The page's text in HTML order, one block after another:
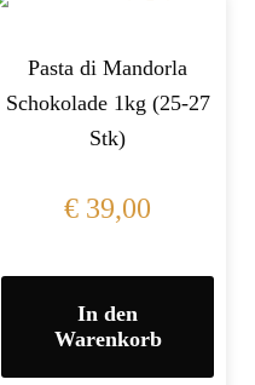
Pasta di Mandorla
Schokolade 1kg (25-27
Stk)
€ 39,00
In den
Warenkorb